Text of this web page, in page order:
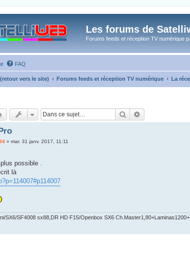
Les forums de
Forums feeds et réception TV numérique
FAQ
vers le site) Forums feeds et réception TV numérique La
Rechercher
» mar. 31 janv. 2017, 11:11
possible .
là
SX6/SF4008 sx88,DR HD F15/Openbox SX6